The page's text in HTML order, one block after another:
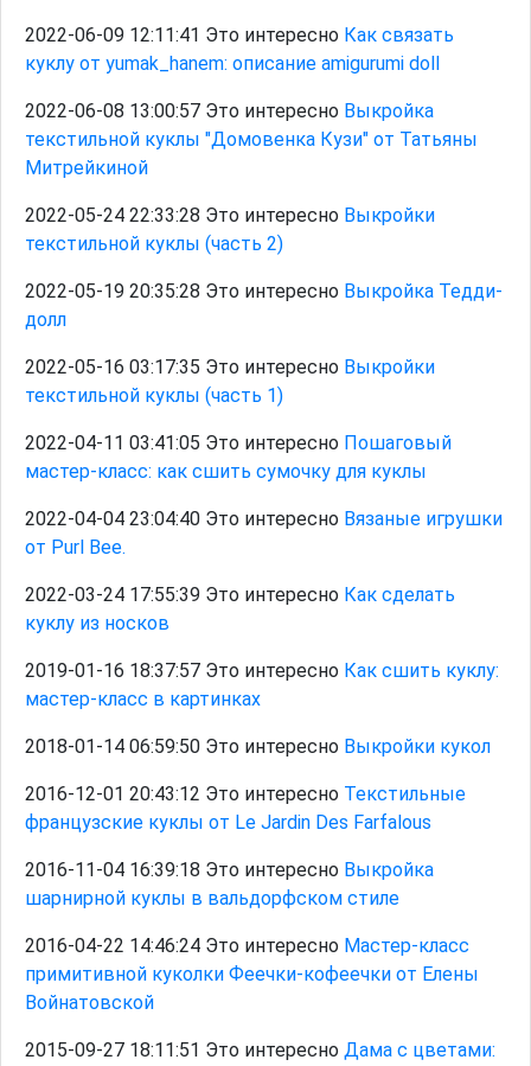
2022-06-09 12:11:41 Это интересно Как связать
куклу от yumak_hanem: описание amigurumi doll
2022-06-08 13:00:57 Это интересно Выкройка
текстильной куклы "Домовенка Кузи" от Татьяны
Митрейкиной
2022-05-24 22:33:28 Это интересно Выкройки
текстильной куклы (часть 2)
2022-05-19 20:35:28 Это интересно Выкройка Тедди-
долл
2022-05-16 03:17:35 Это интересно Выкройки
текстильной куклы (часть 1)
2022-04-11 03:41:05 Это интересно Пошаговый
мастер-класс: как сшить сумочку для куклы
2022-04-04 23:04:40 Это интересно Вязаные игрушки
от Purl Bee.
2022-03-24 17:55:39 Это интересно Как сделать
куклу из носков
2019-01-16 18:37:57 Это интересно Как сшить куклу:
мастер-класс в картинках
2018-01-14 06:59:50 Это интересно Выкройки кукол
2016-12-01 20:43:12 Это интересно Текстильные
французские куклы от Le Jardin Des Farfalous
2016-11-04 16:39:18 Это интересно Выкройка
шарнирной куклы в вальдорфском стиле
2016-04-22 14:46:24 Это интересно Мастер-класс
примитивной куколки Феечки-кофеечки от Елены
Войнатовской
2015-09-27 18:11:51 Это интересно Дама с цветами: